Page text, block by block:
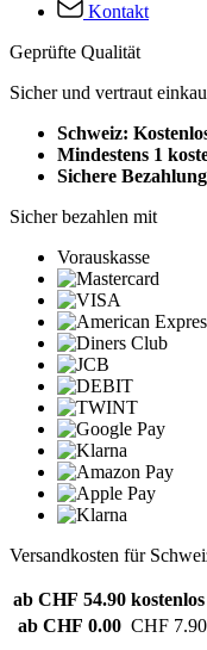
Kontakt
Geprüfte Qualität
Sicher und vertraut
Schweiz:
Mindestens 1
Sichere Bezahlung
Sicher bezahlen mit
Vorauskasse
Versandkosten für
ab CHF 54.90 kostenlos
ab CHF 0.00 CHF 7.90